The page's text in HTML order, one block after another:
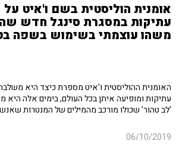
אומנית הוליסטית בשם ו'איט
עתיקות במסגרת סינגל חדש
משהו עוצמתי בשימוש בשפה
האומנית ההוליסטית ו'איט מספרת כיצד היא
עתיקות ומופיעה איתן בכל העולם, בימים אלה
'לב טהור' שכולו מורכב מהמילים של המנטרות
06/10/2019